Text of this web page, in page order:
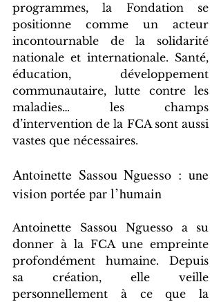
programmes, la Fondation se
positionne comme un acteur
incontournable de la solidarité
nationale et internationale. Santé,
éducation, développement
communautaire, lutte contre les
maladies… les champs
d’intervention de la FCA sont aussi
vastes que nécessaires.
Antoinette Sassou Nguesso : une
vision portée par l’humain
Antoinette Sassou Nguesso a su
donner à la FCA une empreinte
profondément humaine. Depuis
sa création, elle veille
personnellement à ce que la